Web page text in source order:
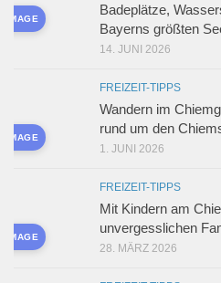
IMAGE
Badeplätze,
Bayerns größten
14. JUNI 2026
IMAGE
FREIZEIT-TIPPS
Wandern im
rund um den
1. JUNI 2026
IMAGE
FREIZEIT-TIPPS
Mit Kindern am
unvergesslichen
28. MÄRZ 2026